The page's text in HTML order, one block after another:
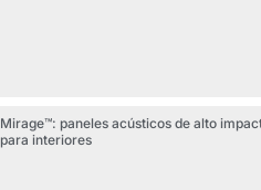
Mirage™: paneles acústicos de alto
para interiores